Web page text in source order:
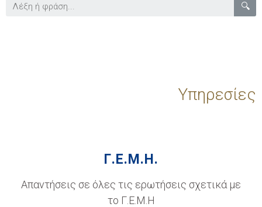
🔍
Υπηρεσίες
Γ.Ε.Μ.Η.
Απαντήσεις σε όλες τις ερωτήσεις σχετικά με
το Γ.Ε.Μ.Η